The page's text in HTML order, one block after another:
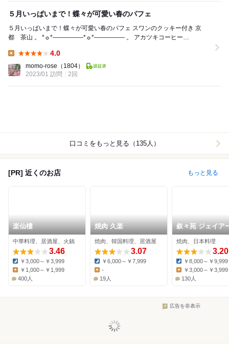
５月いっぱいまで！蝶々が可愛い春のパフェ
５月いっぱいまで！蝶々が可愛い春のパフェ スワンのクッキー付き 京
都 茶山 。 *☼*―――――*☼*――――― 。 アカツキコーヒー
4.0
momo-rose （1804）
2023/01 訪問
2回
口コミをもっと見る（135人）
[PR] 近くのお店 もっと見る
楽仙樓
中華料理、居酒屋、火鍋
3.46
Dinner:
￥3,000～￥3,999
￥1,000～￥1,999
400人
焼肉 久楽
焼肉、韓国料理、居酒屋
3.07
Dinner:
￥6,000～￥7,999
Lunch:
-
19人
叙々苑 ジェイア
京都伊勢丹店
焼肉、日本料理
3.20
Dinner:
￥8,000～￥9,999
￥3,000～￥3,999
130人
広告を非表示